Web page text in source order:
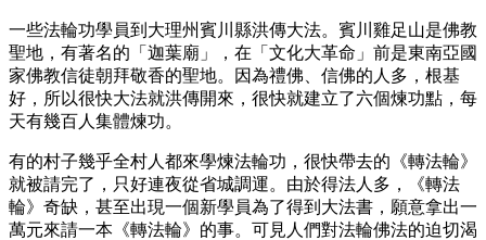
一些法輪功學員到大理州賓川縣洪傳大法。賓川雞足山是佛教
聖地，有著名的「迦葉廟」，在「文化大革命」前是東南亞國
家佛教信徒朝拜敬香的聖地。因為禮佛、信佛的人多，根基
好，所以很快大法就洪傳開來，很快就建立了六個煉功點，每
天有幾百人集體煉功。
有的村子幾乎全村人都來學煉法輪功，很快帶去的《轉法輪》
就被請完了，只好連夜從省城調運。由於得法人多，《轉法
輪》奇缺，甚至出現一個新學員為了得到大法書，願意拿出一
萬元來請一本《轉法輪》的事。可見人們對法輪佛法的迫切渴